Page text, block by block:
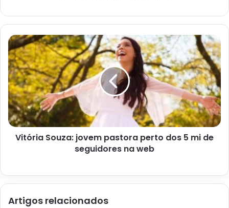
de mobílias de origem francesa. No entanto, com a partida
do apresentador, a mansão fica para a viúva, Irís
Abravanel, e para as seis filhas.
Quais os números sorteador
da Mega-Sena
Vitória Souza: jovem pastora perto dos 5 mi de
seguidores na web
Artigos relacionados